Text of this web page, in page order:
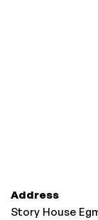
Address
Story House